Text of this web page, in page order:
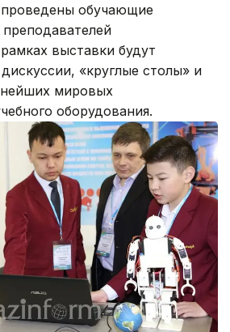
обучающие
выставки будут
«круглые столы» и
мировых
оборудования.